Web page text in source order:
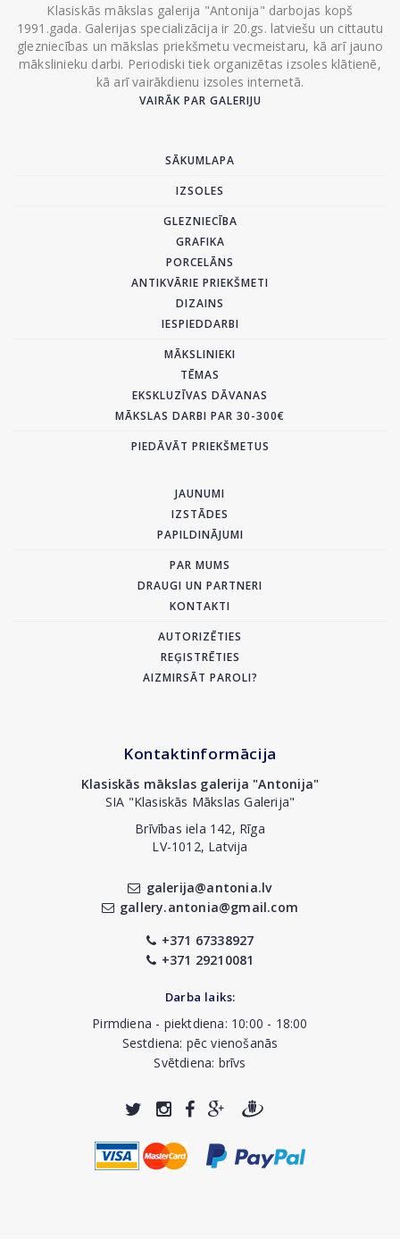
Klasiskās mākslas galerija "Antonija" darbojas kopš
1991.gada. Galerijas specializācija ir 20.gs. latviešu un cittautu
glezniecības un mākslas priekšmetu vecmeistaru, kā arī jauno
mākslinieku darbi. Periodiski tiek organizētas izsoles klātienē,
kā arī vairākdienu izsoles internetā.
VAIRĀK PAR GALERIJU
SĀKUMLAPA
IZSOLES
GLEZNIECĪBA
GRAFIKA
PORCELĀNS
ANTIKVĀRIE PRIEKŠMETI
DIZAINS
IESPIEDDARBI
MĀKSLINIEKI
TĒMAS
EKSKLUZĪVAS DĀVANAS
MĀKSLAS DARBI PAR 30-300€
PIEDĀVĀT PRIEKŠMETUS
JAUNUMI
IZSTĀDES
PAPILDINĀJUMI
PAR MUMS
DRAUGI UN PARTNERI
KONTAKTI
AUTORIZĒTIES
REĢISTRĒTIES
AIZMIRSĀT PAROLI?
Kontaktinformācija
Klasiskās mākslas galerija "Antonija"
SIA "Klasiskās Mākslas Galerija"
Brīvības iela 142, Rīga
LV-1012, Latvija
galerija@antonia.lv
gallery.antonia@gmail.com
+371 67338927
+371 29210081
Darba laiks:
Pirmdiena - piektdiena: 10:00 - 18:00
Sestdiena: pēc vienošanās
Svētdiena: brīvs